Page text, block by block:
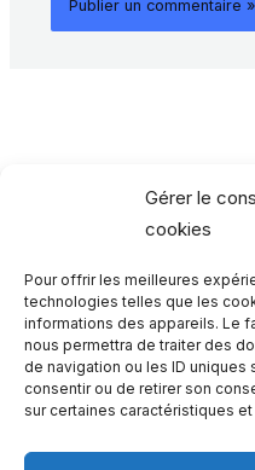
Gérer le
cookies
Pour offrir les meilleures
technologies telles que les
informations des appareils. Le
nous permettra de traiter des
de navigation ou les ID uniques
consentir ou de retirer son
sur certaines caractéristiques
Rechercher…
R
e